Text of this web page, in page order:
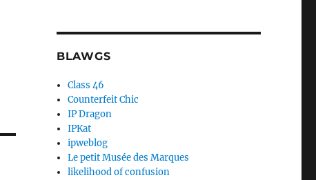
BLAWGS
Class 46
Counterfeit Chic
IP Dragon
IPKat
ipweblog
Le petit Musée des Marques
likelihood of confusion